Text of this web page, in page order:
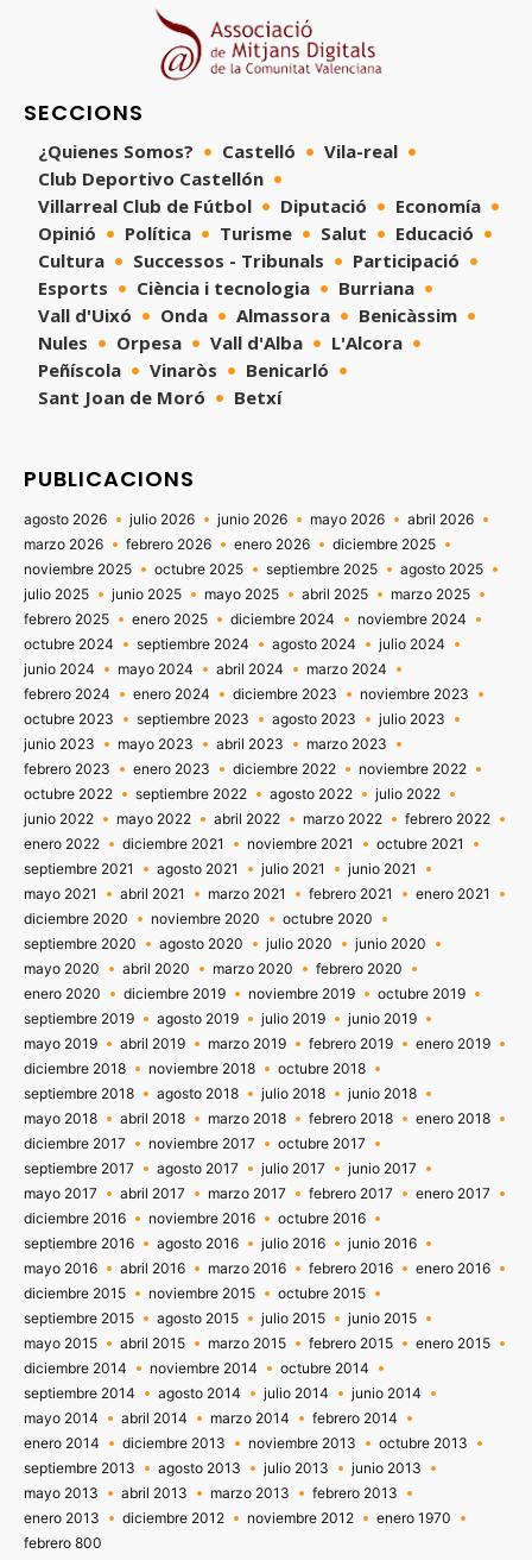
SECCIONS
¿Quienes Somos? Castelló
Vila-real
Club Deportivo Castellón
Villarreal Club de Fútbol
Diputació
Economía
Opinió
Política Turisme Salut
Educació
Cultura
Successos - Tribunals
Participació
Esports
Ciència i tecnologia
Burriana
Vall d'Uixó
Onda Almassora
Benicàssim
Nules
Orpesa Vall d'Alba
L'Alcora
Peñíscola
Vinaròs
Benicarló
Sant Joan de Moró
Betxí
PUBLICACIONS
agosto 2026 julio 2026 junio 2026 mayo 2026
abril 2026
marzo 2026
febrero 2026 enero 2026
diciembre 2025
noviembre 2025
octubre 2025 septiembre 2025
agosto 2025
julio 2025
junio 2025 mayo 2025 abril 2025
marzo 2025
febrero 2025
enero 2025 diciembre 2024
noviembre 2024
octubre 2024
septiembre 2024 agosto 2024
julio 2024
junio 2024
mayo 2024 abril 2024
marzo 2024
febrero 2024
enero 2024 diciembre 2023
noviembre 2023
octubre 2023
septiembre 2023 agosto 2023
julio 2023
junio 2023
mayo 2023 abril 2023
marzo 2023
febrero 2023
enero 2023 diciembre 2022
noviembre 2022
octubre 2022
septiembre 2022 agosto 2022
julio 2022
junio 2022
mayo 2022 abril 2022 marzo 2022
febrero 2022
enero 2022
diciembre 2021 noviembre 2021
octubre 2021
septiembre 2021
agosto 2021 julio 2021
junio 2021
mayo 2021
abril 2021 marzo 2021 febrero 2021
enero 2021
diciembre 2020
noviembre 2020
octubre 2020
septiembre 2020
agosto 2020 julio 2020
junio 2020
mayo 2020
abril 2020 marzo 2020
febrero 2020
enero 2020
diciembre 2019 noviembre 2019
octubre 2019
septiembre 2019
agosto 2019 julio 2019
junio 2019
mayo 2019
abril 2019 marzo 2019 febrero 2019
enero 2019
diciembre 2018
noviembre 2018
octubre 2018
septiembre 2018
agosto 2018 julio 2018
junio 2018
mayo 2018
abril 2018 marzo 2018 febrero 2018
enero 2018
diciembre 2017
noviembre 2017
octubre 2017
septiembre 2017
agosto 2017 julio 2017
junio 2017
mayo 2017
abril 2017 marzo 2017 febrero 2017
enero 2017
diciembre 2016
noviembre 2016
octubre 2016
septiembre 2016
agosto 2016 julio 2016
junio 2016
mayo 2016
abril 2016 marzo 2016 febrero 2016
enero 2016
diciembre 2015
noviembre 2015
octubre 2015
septiembre 2015
agosto 2015 julio 2015
junio 2015
mayo 2015
abril 2015 marzo 2015 febrero 2015
enero 2015
diciembre 2014
noviembre 2014
octubre 2014
septiembre 2014
agosto 2014 julio 2014
junio 2014
mayo 2014
abril 2014 marzo 2014
febrero 2014
enero 2014
diciembre 2013 noviembre 2013
octubre 2013
septiembre 2013
agosto 2013 julio 2013
junio 2013
mayo 2013
abril 2013 marzo 2013
febrero 2013
enero 2013
diciembre 2012 noviembre 2012
enero 1970
febrero 800